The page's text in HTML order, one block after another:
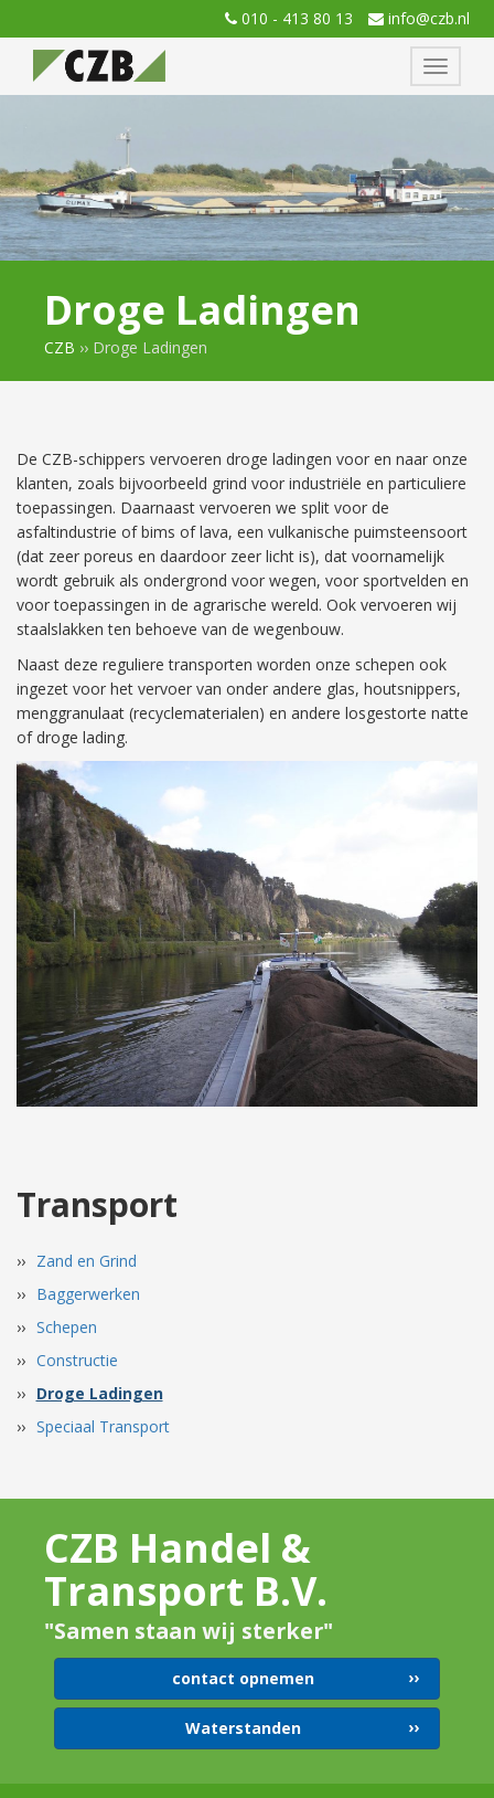
info@czb.nl
010 - 413 80 13
Toggle
Droge Ladingen
CZB ›› Droge Ladingen
De CZB-schippers vervoeren droge ladingen voor en naar onze
klanten, zoals bijvoorbeeld grind voor industriële en particuliere
toepassingen. Daarnaast vervoeren we split voor de
asfaltindustrie of bims of lava, een vulkanische puimsteensoort
(dat zeer poreus en daardoor zeer licht is), dat voornamelijk
wordt gebruik als ondergrond voor wegen, voor sportvelden en
voor toepassingen in de agrarische wereld. Ook vervoeren wij
staalslakken ten behoeve van de wegenbouw.
Naast deze reguliere transporten worden onze schepen ook
ingezet voor het vervoer van onder andere glas, houtsnippers,
menggranulaat (recyclematerialen) en andere losgestorte natte
of droge lading.
Transport
Zand en Grind
Baggerwerken
Schepen
Constructie
Droge Ladingen
Speciaal Transport
CZB Handel &
Transport B.V.
"Samen staan wij sterker"
contact opnemen
Waterstanden